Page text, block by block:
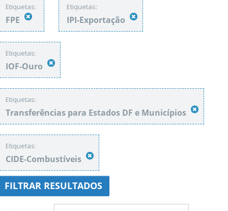
Etiquetas:
FPE
Etiquetas:
IPI-Exportação
Etiquetas:
IOF-Ouro
Etiquetas:
Transferências para Estados DF e Municípios
Etiquetas:
CIDE-Combustíveis
FILTRAR RESULTADOS